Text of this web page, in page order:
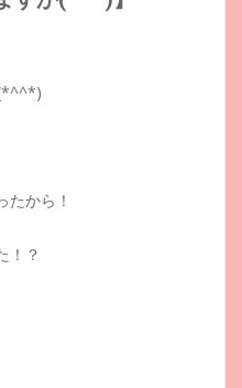
たから！
！？